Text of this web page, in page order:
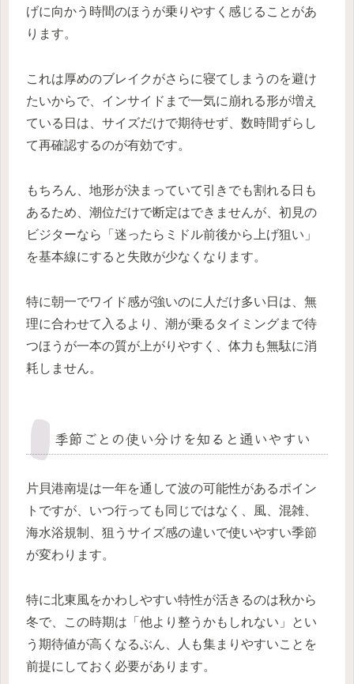
げに向かう時間のほうが乗りやすく感じることがあ
ります。
これは厚めのブレイクがさらに寝てしまうのを避け
たいからで、インサイドまで一気に崩れる形が増え
ている日は、サイズだけで期待せず、数時間ずらし
て再確認するのが有効です。
もちろん、地形が決まっていて引きでも割れる日も
あるため、潮位だけで断定はできませんが、初見の
ビジターなら「迷ったらミドル前後から上げ狙い」
を基本線にすると失敗が少なくなります。
特に朝一でワイド感が強いのに人だけ多い日は、無
理に合わせて入るより、潮が乗るタイミングまで待
つほうが一本の質が上がりやすく、体力も無駄に消
耗しません。
季節ごとの使い分けを知ると通いやすい
片貝港南堤は一年を通して波の可能性があるポイン
トですが、いつ行っても同じではなく、風、混雑、
海水浴規制、狙うサイズ感の違いで使いやすい季節
が変わります。
特に北東風をかわしやすい特性が活きるのは秋から
冬で、この時期は「他より整うかもしれない」とい
う期待値が高くなるぶん、人も集まりやすいことを
前提にしておく必要があります。